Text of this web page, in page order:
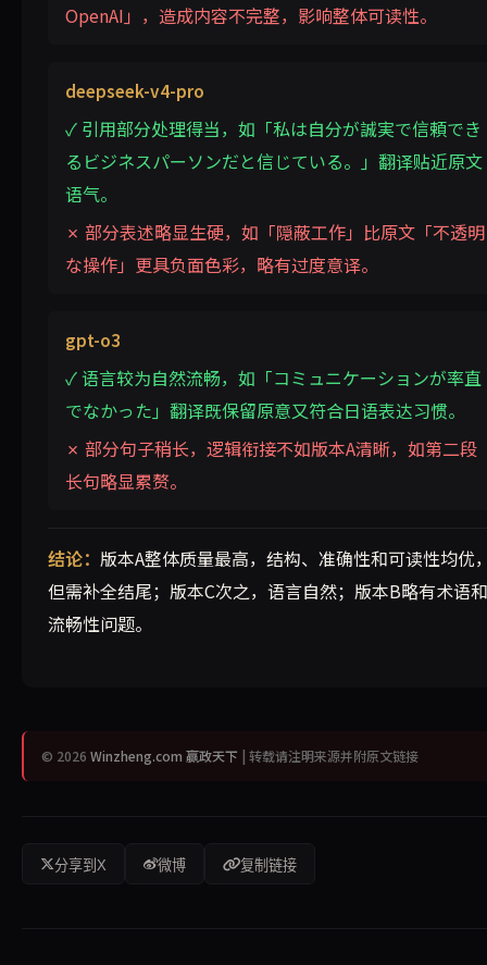
OpenAI」，造成内容不完整，影响整体可读性。
deepseek-v4-pro
✓ 引用部分处理得当，如「私は自分が誠実で信頼でき
るビジネスパーソンだと信じている。」翻译贴近原文
语气。
✗ 部分表述略显生硬，如「隠蔽工作」比原文「不透明
な操作」更具负面色彩，略有过度意译。
gpt-o3
✓ 语言较为自然流畅，如「コミュニケーションが率直
でなかった」翻译既保留原意又符合日语表达习惯。
✗ 部分句子稍长，逻辑衔接不如版本A清晰，如第二段
长句略显累赘。
结论： 版本A整体质量最高，结构、准确性和可读性均优
但需补全结尾；版本C次之，语言自然；版本B略有术语和
流畅性问题。
© 2026 Winzheng.com 赢政天下 | 转载请注明来源并附原文链接
分享到X 微博 复制链接